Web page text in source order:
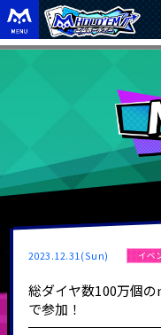
2023.12.31(Sun) イベ
総ダイヤ数100万個
で参加！